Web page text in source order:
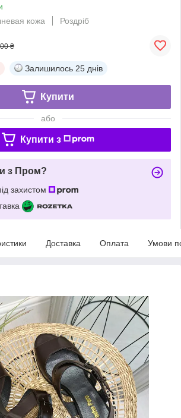
кожа
Роздріб
₴
Залишилось 25 днів
Купити
або
Купити з
з Пром?
захистом
Доставка Оплата Умови